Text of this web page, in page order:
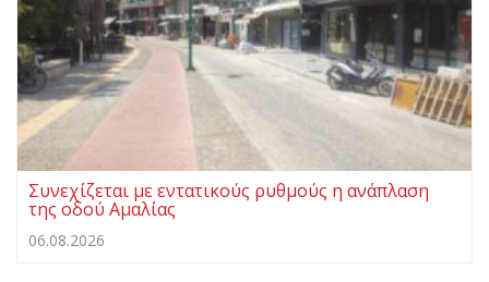
Συνεχίζεται με εντατικούς ρυθμούς η ανάπλαση
της οδού Αμαλίας
06.08.2026